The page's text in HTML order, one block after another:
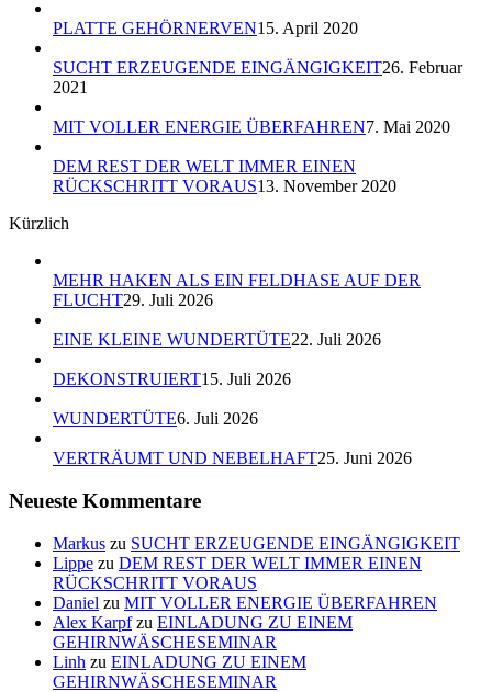
PLATTE GEHÖRNERVEN15. April 2020
SUCHT ERZEUGENDE EINGÄNGIGKEIT26. Februar
2021
MIT VOLLER ENERGIE ÜBERFAHREN7. Mai 2020
DEM REST DER WELT IMMER EINEN
RÜCKSCHRITT VORAUS13. November 2020
Kürzlich
MEHR HAKEN ALS EIN FELDHASE AUF DER
FLUCHT29. Juli 2026
EINE KLEINE WUNDERTÜTE22. Juli 2026
DEKONSTRUIERT15. Juli 2026
WUNDERTÜTE6. Juli 2026
VERTRÄUMT UND NEBELHAFT25. Juni 2026
Neueste Kommentare
Markus zu SUCHT ERZEUGENDE EINGÄNGIGKEIT
Lippe zu DEM REST DER WELT IMMER EINEN
RÜCKSCHRITT VORAUS
Daniel zu MIT VOLLER ENERGIE ÜBERFAHREN
Alex Karpfzu EINLADUNG ZU EINEM
GEHIRNWÄSCHESEMINAR
Linh zu EINLADUNG ZU EINEM
GEHIRNWÄSCHESEMINAR